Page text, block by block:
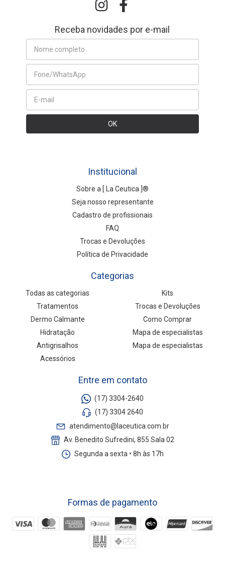
Receba novidades por e-mail
Institucional
Sobre a [ La Ceutica ]®
Seja nosso representante
Cadastro de profissionais
FAQ
Trocas e Devoluções
Política de Privacidade
Categorias
Todas as categorias
Tratamentos
Dermo Calmante
Hidratação
Antigrisalhos
Acessórios
Kits
Trocas e Devoluções
Como Comprar
Mapa de especialistas
Mapa de especialistas
Entre em contato
(17) 3304-2640
(17) 3304 2640
atendimento@laceutica.com.br
Av. Benedito Sufredini, 855 Sala 02
Segunda a sexta • 8h às 17h
Formas de pagamento